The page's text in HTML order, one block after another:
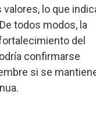
lo que
todos modos, la
del
confirmarse
si se